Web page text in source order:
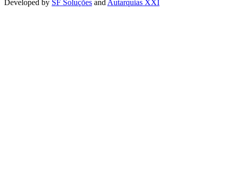
Developed by SF Soluções and Autarquias XXI